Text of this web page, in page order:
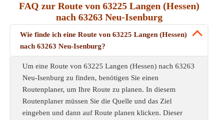
FAQ zur Route von 63225 Langen (Hessen)
nach 63263 Neu-Isenburg
Wie finde ich eine Route von 63225 Langen (Hessen)
nach 63263 Neu-Isenburg?
Um eine Route von 63225 Langen (Hessen) nach 63263
Neu-Isenburg zu finden, benötigen Sie einen
Routenplaner, um Ihre Route zu planen. In diesem
Routenplaner müssen Sie die Quelle und das Ziel
eingeben und dann auf Route planen klicken. Dieser